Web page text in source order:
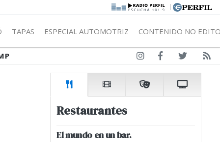
|
TAPAS ESPECIAL AUTOMOTRIZ CONTENIDO NO
Restaurantes
El mundo en un bar.